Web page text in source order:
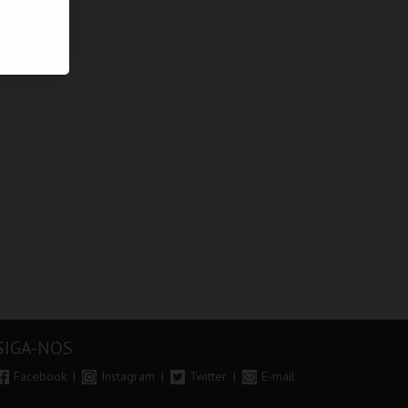
NOS
Facebook Instagram Twitter E-mail